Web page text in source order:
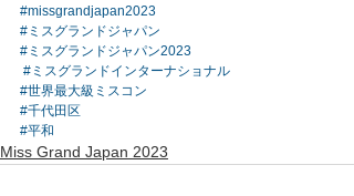
#missgrandjapan2023
#ミスグランドジャパン
#ミスグランドジャパン2023
#ミスグランドインターナショナル
#世界最大級ミスコン
#千代田区
#平和
Miss Grand Japan 2023